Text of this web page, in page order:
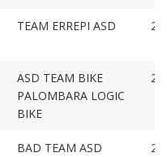
TEAM ERREPI ASD
ASD TEAM BIKE
PALOMBARA LOGIC
BIKE
BAD TEAM ASD